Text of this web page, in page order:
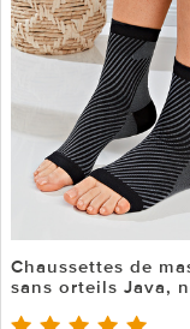
Chaussettes de
sans orteils Java,